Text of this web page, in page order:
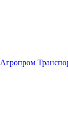
Агропром